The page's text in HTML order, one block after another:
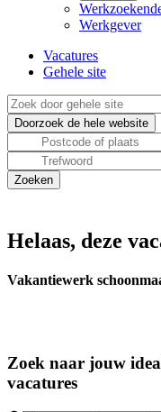
Werkgever
Vacatures
Gehele site
Helaas, deze
Vakantiewerk
Zoek naar jouw
vacatures